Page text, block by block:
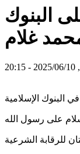
البنوك
غلام
البنوك الإسلامية